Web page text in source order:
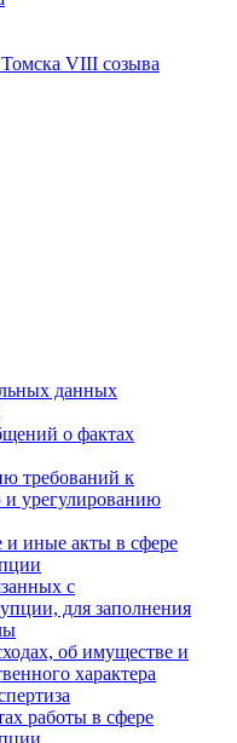
VIII созыва
данных
о фактах
требований к
урегулированию
иные акты в сфере
с
для заполнения
об имуществе и
характера
работы в сфере